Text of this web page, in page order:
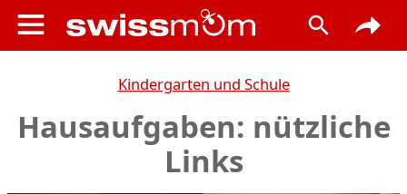
Kindergarten und Schule
Hausaufgaben: nützliche
Links